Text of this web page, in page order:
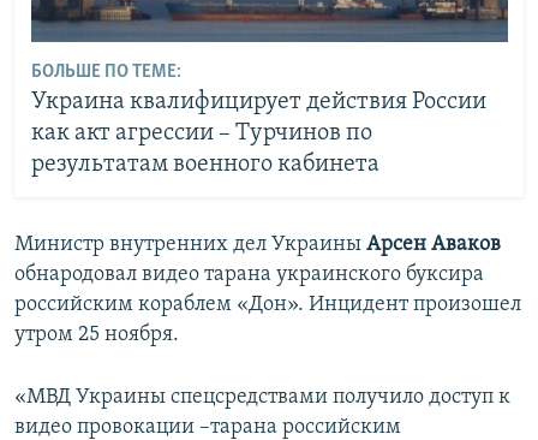
БОЛЬШЕ ПО ТЕМЕ:
Украина квалифицирует действия России
как акт агрессии – Турчинов по
результатам военного кабинета
Министр внутренних дел Украины Арсен Аваков
обнародовал видео тарана украинского буксира
российским кораблем «Дон». Инцидент произошел
утром 25 ноября.
«МВД Украины спецсредствами получило доступ к
видео провокации –тарана российским